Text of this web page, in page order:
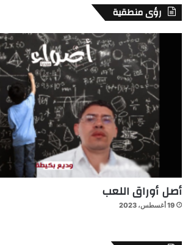
رؤى منطقية
أصل أوراق اللعب
19 أغسطس، 2023